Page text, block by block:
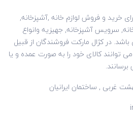
خرید و فروش لوازم خانه ,آشپزخانه,
سرویس آشپزخانه, جهیزیه وانواع
در کژال مارکت فروشندگان از قبیل
توانند کالای خود را به صورت عمده و یا
غربی , ساختمان ایرانیان